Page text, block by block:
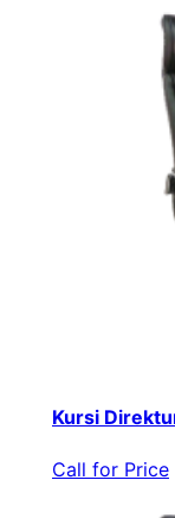
Kursi
Call for Price